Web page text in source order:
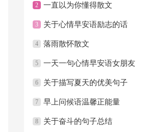
2 一直以为你懂得散文
3 关于心情早安语励志的话
4 落雨散怀散文
5 一天一句心情早安语女朋友
6 关于描写夏天的优美句子
7 早上问候语温馨正能量
8 关于奋斗的句子总结